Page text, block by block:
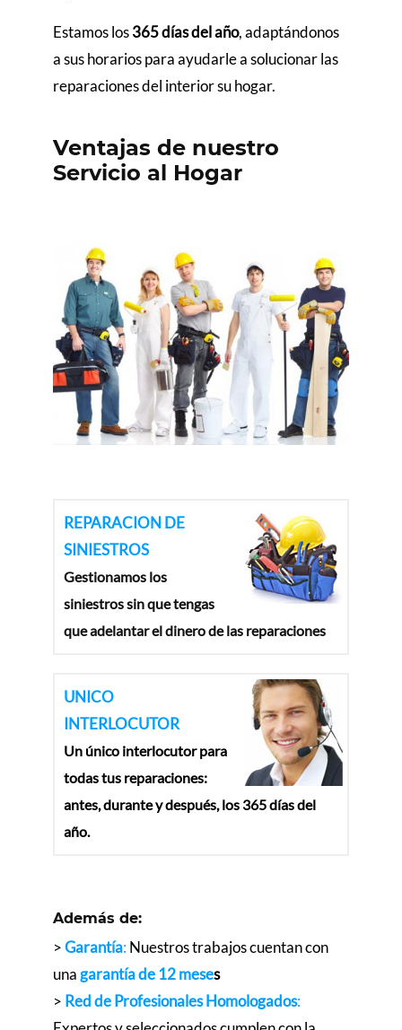
Estamos los365 días del año, adaptándonos
a sus horarios para ayudarle a solucionar las
reparaciones del interior su hogar.
Ventajas de nuestro
Servicio al Hogar
REPARACION DE
SINIESTROS
Gestionamos los
siniestros sin que tengas
que adelantar el dinero de las reparaciones
UNICO
INTERLOCUTOR
Un único interlocutor para
todas tus reparaciones:
antes, durante y después, los 365 días del
año.
Además de:
>Garantía:Nuestros trabajos cuentan con
una garantía de 12 meses
> Red de Profesionales Homologados: